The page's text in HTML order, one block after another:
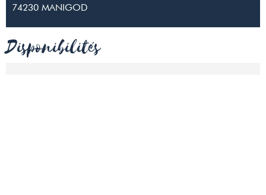
74230 MANIGOD
Disponibilités